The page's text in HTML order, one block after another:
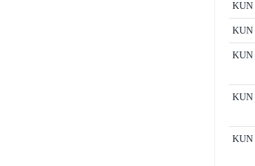
KUN
KUN
KUN
KUN
KUN